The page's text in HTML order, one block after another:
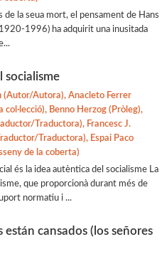
de la seua mort, el pensament de Hans
1996) ha adquirit una inusitada
socialisme
(Autor/Autora), Anacleto Ferrer
col·lecció), Benno Herzog (Pròleg),
Traductora), Francesc J.
Traductora), Espai Paco
de la coberta)
és la idea autèntica del socialisme La
que proporcionà durant més de
normatiu i ...
están cansados (los señores